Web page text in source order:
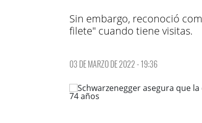
Sin embargo, reconoció
filete" cuando tiene visitas.
03 DE MARZO DE 2022 - 19:36